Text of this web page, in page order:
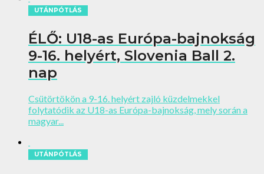
UTÁNPÓTLÁS
ÉLŐ: U18-as Európa-bajnokság
9-16. helyért, Slovenia Ball 2.
nap
Csütörtökön a 9-16. helyért zajló küzdelmekkel
folytatódik az U18-as Európa-bajnokság, mely során a
magyar...
UTÁNPÓTLÁS